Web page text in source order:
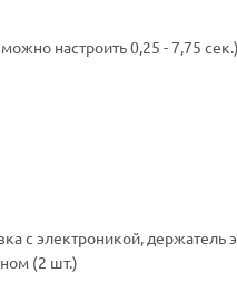
настроить 0,25 - 7,75 сек.)
с электроникой, держатель
(2 шт.)